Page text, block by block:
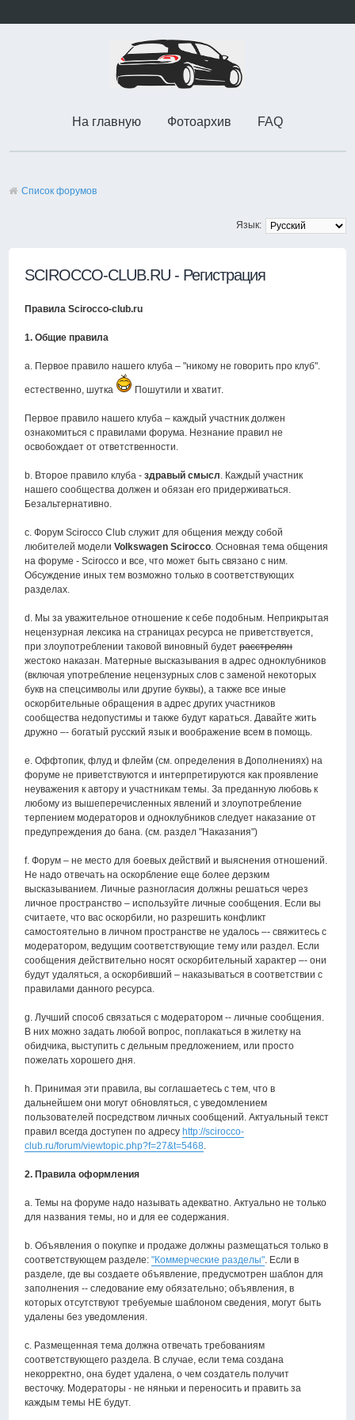
На главную Фотоархив FAQ
Список форумов
Язык:
SCIROCCO-CLUB.RU - Регистрация
Правила Scirocco-club.ru
1. Общие правила
a. Первое правило нашего клуба – "никому не говорить про клуб".
естественно, шутка Пошутили и хватит.
Первое правило нашего клуба – каждый участник должен
ознакомиться с правилами форума. Незнание правил не
освобождает от ответственности.
b. Второе правило клуба -здравый смысл. Каждый участник
нашего сообщества должен и обязан его придерживаться.
Безальтернативно.
c. Форум Scirocco Club служит для общения между собой
любителей моделиVolkswagen Scirocco. Основная тема общения
на форуме - Scirocco и все, что может быть связано с ним.
Обсуждение иных тем возможно только в соответствующих
разделах.
d. Мы за уважительное отношение к себе подобным. Неприкрытая
нецензурная лексика на страницах ресурса не приветствуется,
при злоупотреблении таковой виновный будетрасстрелян
жестоко наказан. Матерные высказывания в адрес одноклубников
(включая употребление нецензурных слов с заменой некоторых
букв на спецсимволы или другие буквы), а также все иные
оскорбительные обращения в адрес других участников
сообщества недопустимы и также будут караться. Давайте жить
дружно –- богатый русский язык и воображение всем в помощь.
e. Оффтопик, флуд и флейм (см. определения в Дополнениях) на
форуме не приветствуются и интерпретируются как проявление
неуважения к автору и участникам темы. За преданную любовь к
любому из вышеперечисленных явлений и злоупотребление
терпением модераторов и одноклубников следует наказание от
предупреждения до бана. (см. раздел "Наказания")
f. Форум – не место для боевых действий и выяснения отношений.
Не надо отвечать на оскорбление еще более дерзким
высказыванием. Личные разногласия должны решаться через
личное пространство – используйте личные сообщения. Если вы
считаете, что вас оскорбили, но разрешить конфликт
самостоятельно в личном пространстве не удалось –- свяжитесь с
модератором, ведущим соответствующие тему или раздел. Если
сообщения действительно носят оскорбительный характер –- они
будут удаляться, а оскорбивший – наказываться в соответствии с
правилами данного ресурса.
g. Лучший способ связаться с модератором -- личные сообщения.
В них можно задать любой вопрос, поплакаться в жилетку на
обидчика, выступить с дельным предложением, или просто
пожелать хорошего дня.
h. Принимая эти правила, вы соглашаетесь с тем, что в
дальнейшем они могут обновляться, с уведомлением
пользователей посредством личных сообщений. Актуальный текст
правил всегда доступен по адресу http://scirocco-
club.ru/forum/viewtopic.php?f=27&t=5468.
2. Правила оформления
a. Темы на форуме надо называть адекватно. Актуально не только
для названия темы, но и для ее содержания.
b. Объявления о покупке и продаже должны размещаться только в
соответствующем разделе:"Коммерческие разделы". Если в
разделе, где вы создаете объявление, предусмотрен шаблон для
заполнения -- следование ему обязательно; объявления, в
которых отсутствуют требуемые шаблоном сведения, могут быть
удалены без уведомления.
с. Размещенная тема должна отвечать требованиям
соответствующего раздела. В случае, если тема создана
некорректно, она будет удалена, о чем создатель получит
весточку. Модераторы - не няньки и переносить и править за
каждым темы НЕ будут.